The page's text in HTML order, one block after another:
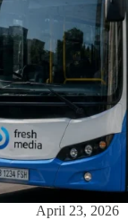
April 23, 2026